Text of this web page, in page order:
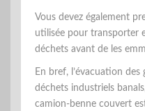
Vous devez également
utilisée pour transporter
déchets avant de les
En bref, l’évacuation
déchets industriels
camion-benne couvert